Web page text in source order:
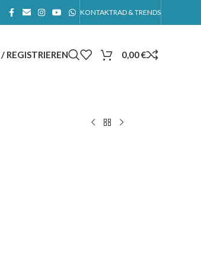
KONTAKTRAD & TRENDS
REGISTRIEREN 0,00€